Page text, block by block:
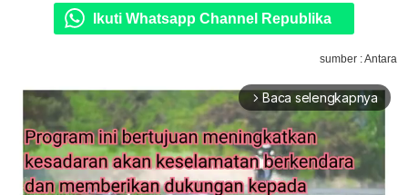
Ikuti Whatsapp Channel Republika
sumber : Antara
arrow_forward_ios Baca selengkapnya